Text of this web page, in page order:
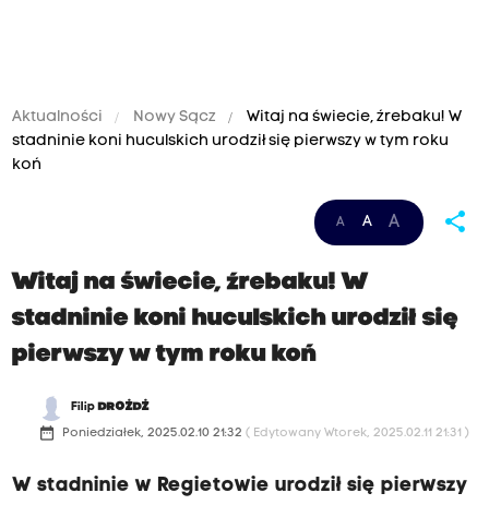
Aktualności Nowy Sącz
Witaj na świecie, źrebaku! W
stadninie koni huculskich urodził się pierwszy w tym roku
koń
A A A share
Witaj na świecie, źrebaku! W
stadninie koni huculskich urodził się
pierwszy w tym roku koń
Filip DROŻDŻ
date_range Poniedziałek, 2025.02.10 21:32 ( Edytowany Wtorek, 2025.02.11 21:31 )
W stadninie w Regietowie urodził się pierwszy